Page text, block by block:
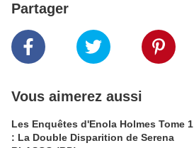
Partager
Vous aimerez aussi
Les Enquêtes d'Enola Holmes Tome 1
: La Double Disparition de Serena